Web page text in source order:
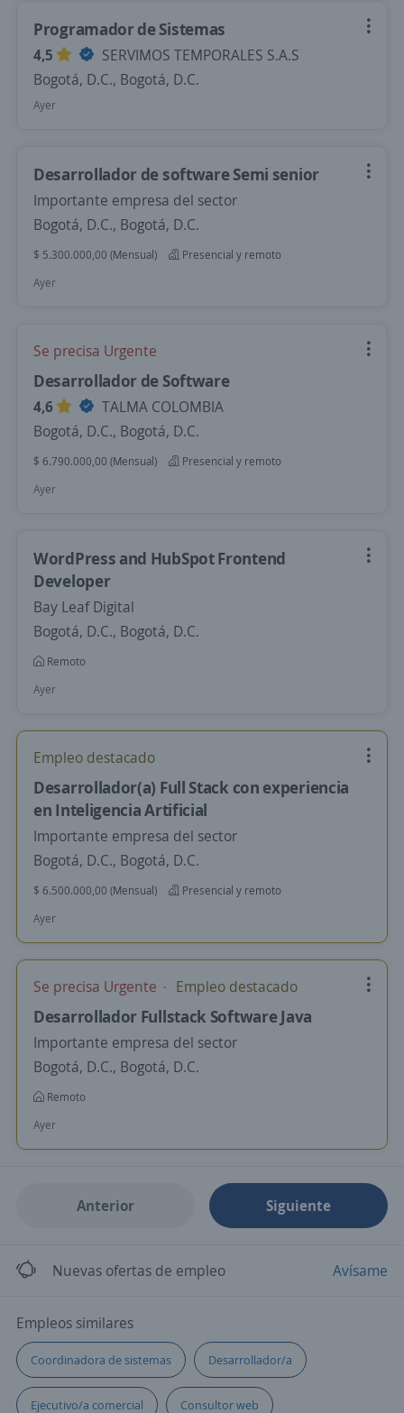
Programador de Sistemas
4,5
SERVIMOS TEMPORALES S.A.S
Bogotá, D.C., Bogotá, D.C.
Ayer
Desarrollador de software Semi senior
Importante empresa del sector
Bogotá, D.C., Bogotá, D.C.
$ 5.300.000,00 (Mensual)
Presencial y remoto
Ayer
Se precisa Urgente
Desarrollador de Software
4,6
TALMA COLOMBIA
Bogotá, D.C., Bogotá, D.C.
$ 6.790.000,00 (Mensual)
Presencial y remoto
Ayer
WordPress and HubSpot Frontend
Developer
Bay Leaf Digital
Bogotá, D.C., Bogotá, D.C.
Remoto
Ayer
Empleo destacado
Desarrollador(a) Full Stack con experiencia
en Inteligencia Artificial
Importante empresa del sector
Bogotá, D.C., Bogotá, D.C.
$ 6.500.000,00 (Mensual)
Presencial y remoto
Ayer
Se precisa Urgente Empleo destacado
Desarrollador Fullstack Software Java
Importante empresa del sector
Bogotá, D.C., Bogotá, D.C.
Remoto
Ayer
Anterior Siguiente
Nuevas ofertas de empleo Avísame
Empleos similares
Coordinadora de sistemas Desarrollador/a
Ejecutivo/a comercial Consultor web